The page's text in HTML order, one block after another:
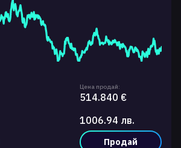
Цена продай:
514.840 €
1006.94 лв.
Продай